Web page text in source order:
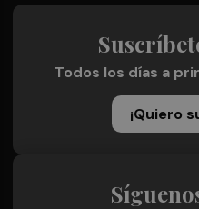
Todos los días a
¡Quiero